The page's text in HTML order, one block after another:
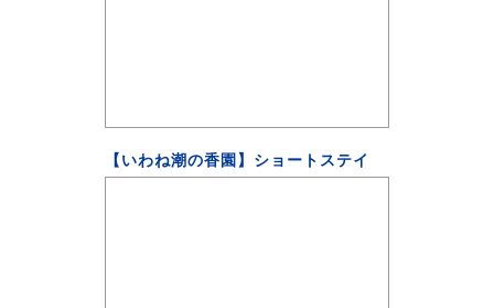
【いわね潮の香園】ショートステイ